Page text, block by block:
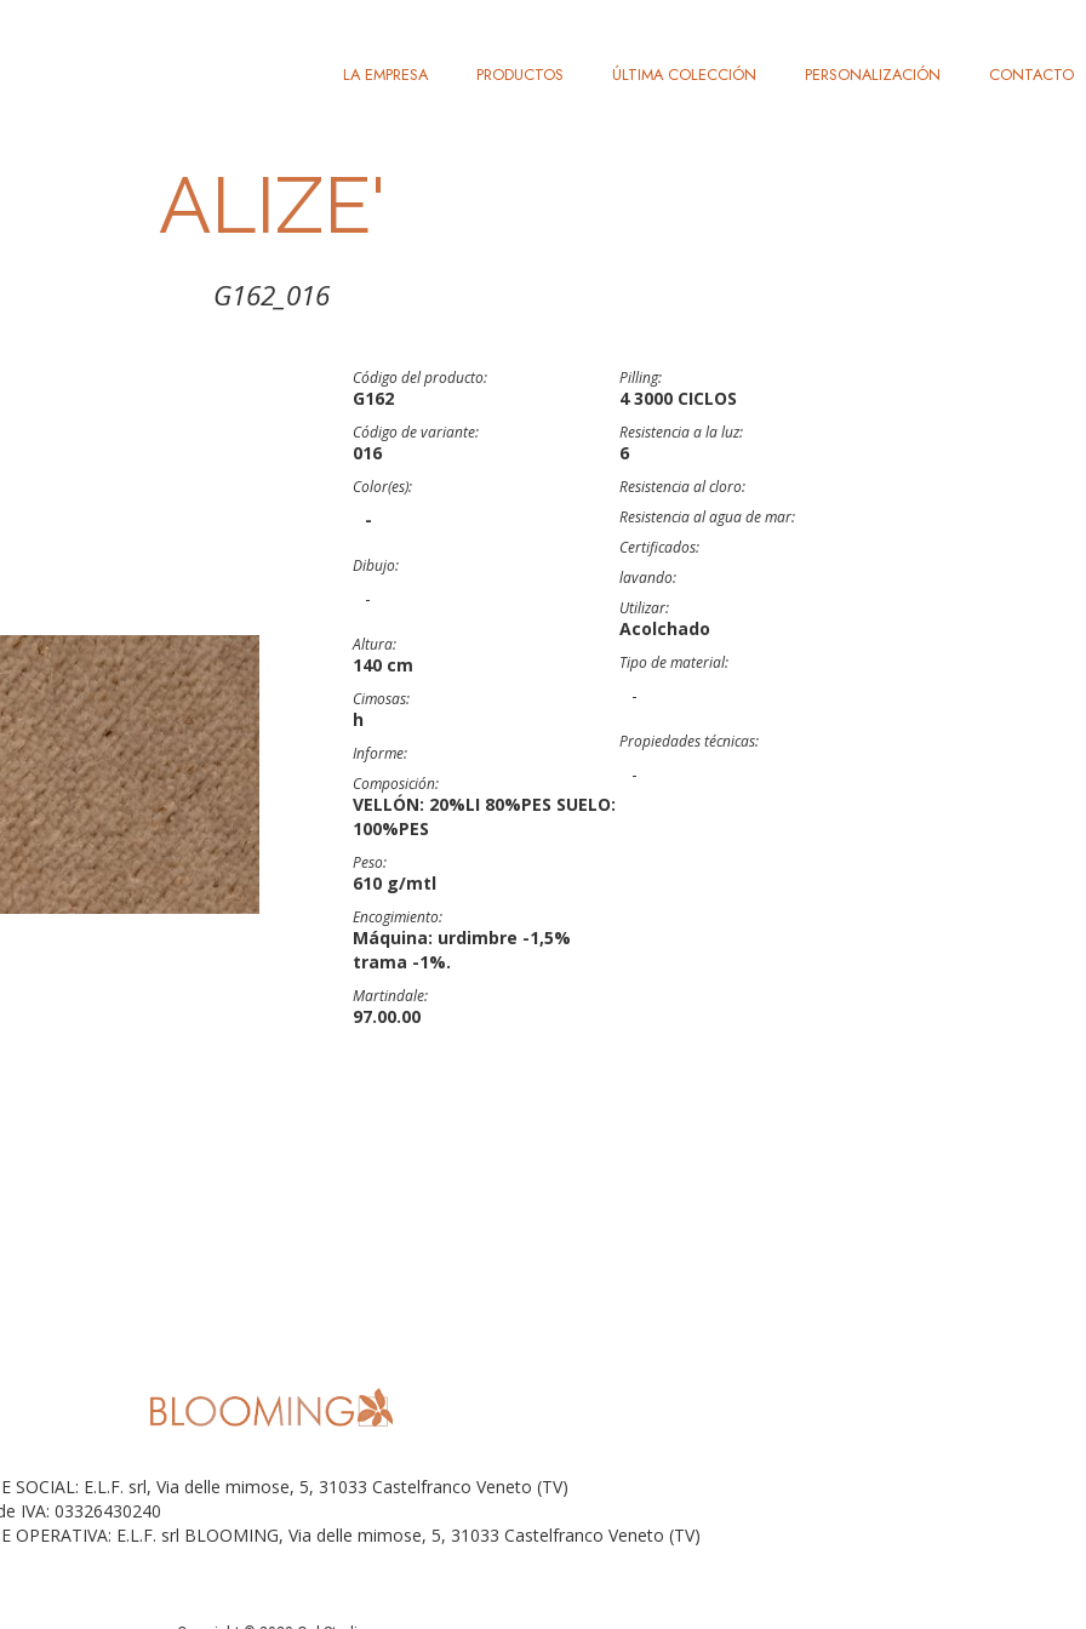
LA EMPRESA PRODUCTOS ÚLTIMA COLECCIÓN PERSONALIZACIÓN CONTACTO
ALIZE'
G162_016
Código del producto:
G162
Código de variante:
016
Color(es):
-
Dibujo:
-
Altura:
140 cm
Cimosas:
h
Informe:
Composición:
VELLÓN: 20%LI 80%PES SUELO:
100%PES
Peso:
610 g/mtl
Encogimiento:
Máquina: urdimbre -1,5%
trama -1%.
Martindale:
97.00.00
Pilling:
4 3000 CICLOS
Resistencia a la luz:
6
Resistencia al cloro:
Resistencia al agua de mar:
Certificados:
lavando:
Utilizar:
Acolchado
Tipo de material:
-
Propiedades técnicas:
-
SOCIAL: E.L.F. srl, Via delle mimose, 5, 31033 Castelfranco Veneto (TV)
IVA: 03326430240
OPERATIVA: E.L.F. srl BLOOMING, Via delle mimose, 5, 31033 Castelfranco Veneto (TV)